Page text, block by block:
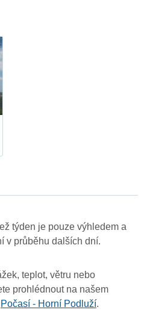
týden je pouze výhledem a
v průběhu dalších dní.
teplot, větru nebo
prohlédnout na našem
Počasí - Horní Podluží.